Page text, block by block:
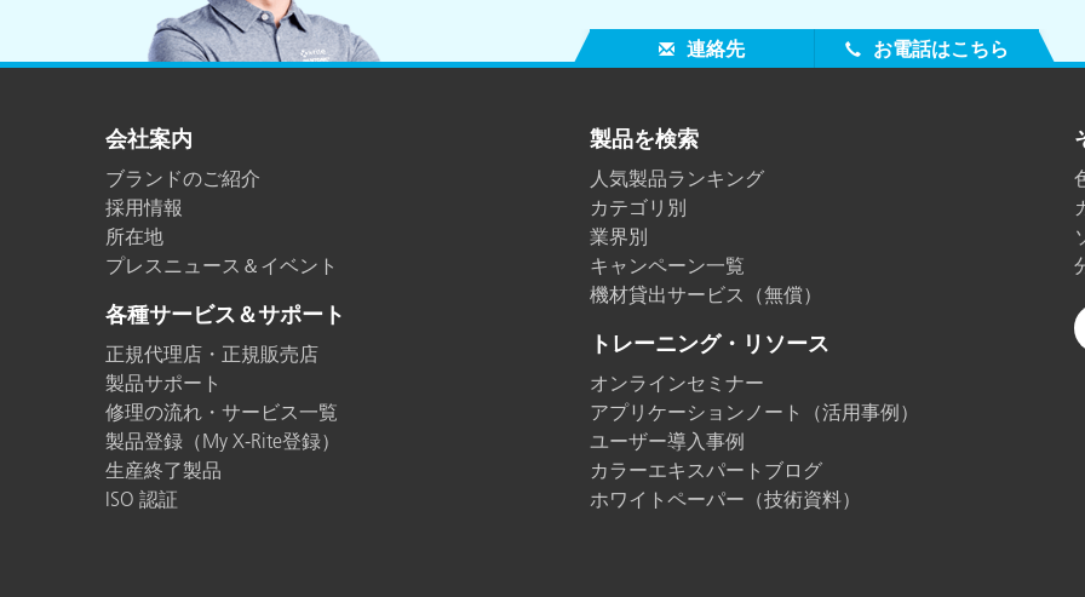
連絡先 お電話はこちら
会社案内
ブランドのご紹介
採用情報
所在地
プレスニュース＆イベント
各種サービス＆サポート
正規代理店・正規販売店
製品サポート
修理の流れ・サービス一覧
製品登録（My X-Rite登録）
生産終了製品
ISO 認証
製品を検索
人気製品ランキング
カテゴリ別
業界別
キャンペーン一覧
機材貸出サービス（無償）
トレーニング・リソース
オンラインセミナー
アプリケーションノート（活用事例）
ユーザー導入事例
カラーエキスパートブログ
ホワイトペーパー（技術資料）